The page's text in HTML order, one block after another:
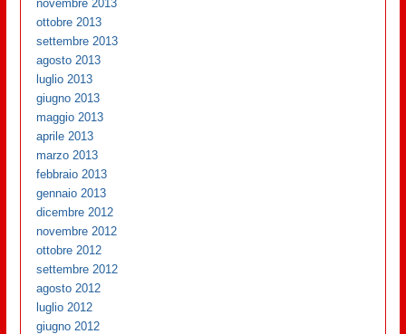
novembre 2013
ottobre 2013
settembre 2013
agosto 2013
luglio 2013
giugno 2013
maggio 2013
aprile 2013
marzo 2013
febbraio 2013
gennaio 2013
dicembre 2012
novembre 2012
ottobre 2012
settembre 2012
agosto 2012
luglio 2012
giugno 2012